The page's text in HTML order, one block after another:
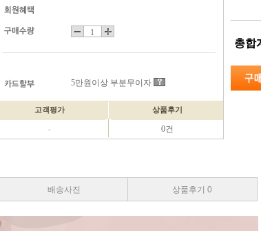
5만원이상 부분무이자
고객평가 상품후기
- 0건
총합
배송사진 상품후기 0